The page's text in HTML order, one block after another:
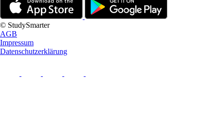
© StudySmarter
AGB
Impressum
Datenschutzerklärung